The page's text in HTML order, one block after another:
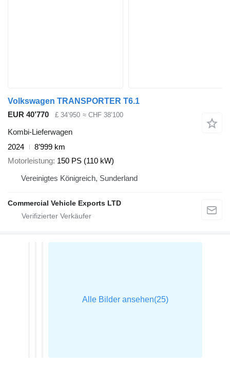
Volkswagen TRANSPORTER T6.1
EUR 40’770
£ 34’950 ≈ CHF 38’100
Kombi-Lieferwagen
2024
8’999 km
Motorleistung 150 PS (110 kW)
Vereinigtes Königreich, Sunderland
Commercial Vehicle Exports LTD